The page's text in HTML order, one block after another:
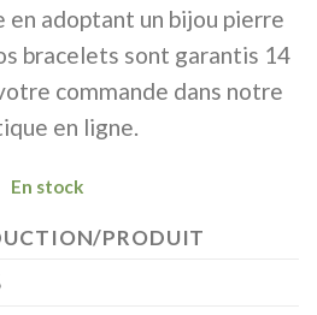
en adoptant un bijou pierre
bracelets sont garantis 14
commande dans notre
en ligne.
En stock
PRODUIT